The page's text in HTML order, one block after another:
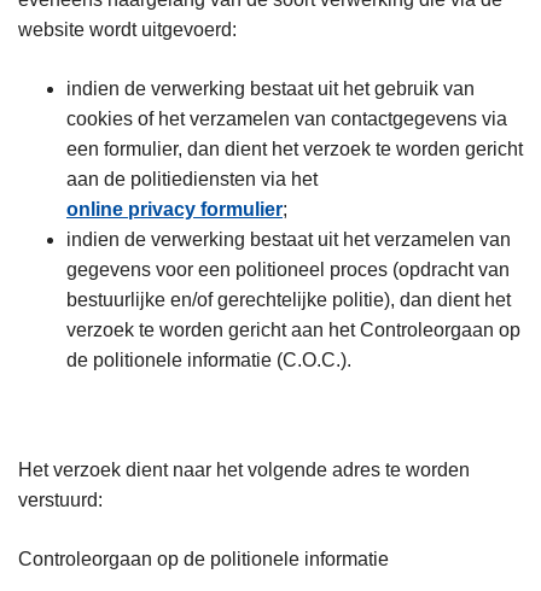
website wordt uitgevoerd:
indien de verwerking bestaat uit het gebruik van
cookies of het verzamelen van contactgegevens via
een formulier, dan dient het verzoek te worden gericht
aan de politiediensten via het
online privacy formulier;
indien de verwerking bestaat uit het verzamelen van
gegevens voor een politioneel proces (opdracht van
bestuurlijke en/of gerechtelijke politie), dan dient het
verzoek te worden gericht aan het Controleorgaan op
de politionele informatie (C.O.C.).
Het verzoek dient naar het volgende adres te worden
verstuurd:
Controleorgaan op de politionele informatie